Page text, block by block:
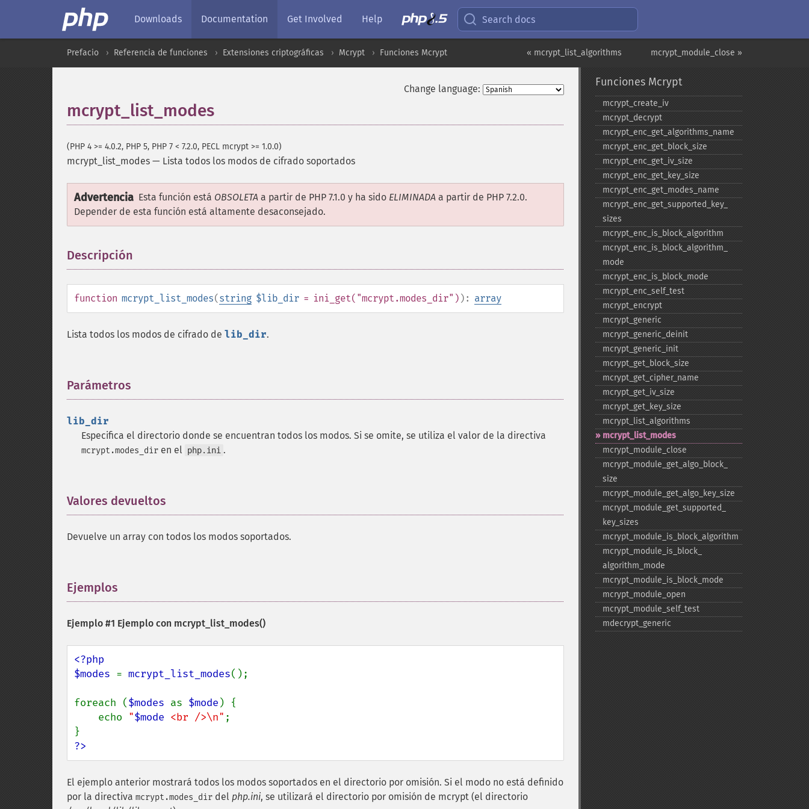
Downloads Documentation Get Involved Help Search docs
mcrypt_module_close »
« mcrypt_list_algorithms
Prefacio Referencia de funciones Extensiones criptográficas Mcrypt Funciones Mcrypt
Change language:
mcrypt_list_modes
(PHP 4 >= 4.0.2, PHP 5, PHP 7 < 7.2.0, PECL mcrypt >= 1.0.0)
mcrypt_list_modes — Lista todos los modos de cifrado soportados
Advertencia Esta función está OBSOLETA a partir de PHP 7.1.0 y ha sido ELIMINADA a partir de PHP 7.2.0.
Depender de esta función está altamente desaconsejado.
Descripción
function mcrypt_list_modes(string $lib_dir = ini_get("mcrypt.modes_dir") ): array
Lista todos los modos de cifrado de lib_dir.
Parámetros
lib_dir
Especifica el directorio donde se encuentran todos los modos. Si se omite, se utiliza el valor de la directiva
mcrypt.modes_dir en el php.ini .
Valores devueltos
Devuelve un array con todos los modos soportados.
Ejemplos
Ejemplo #1 Ejemplo con mcrypt_list_modes()
<?php
$modes = mcrypt_list_modes();
foreach ($modes as $mode ) {
    echo
"$mode <br />\n" ;
?>
El ejemplo anterior mostrará todos los modos soportados en el directorio por omisión. Si el modo no está definido
por la directiva mcrypt.modes_dir del php.ini, se utilizará el directorio por omisión de mcrypt (el directorio
Funciones Mcrypt
mcrypt_​create_​iv
mcrypt_​decrypt
mcrypt_​enc_​get_​algorithms_​name
mcrypt_​enc_​get_​block_​size
mcrypt_​enc_​get_​iv_​size
mcrypt_​enc_​get_​key_​size
mcrypt_​enc_​get_​modes_​name
mcrypt_​enc_​get_​supported_​key_​
sizes
mcrypt_​enc_​is_​block_​algorithm
mcrypt_​enc_​is_​block_​algorithm_​
mode
mcrypt_​enc_​is_​block_​mode
mcrypt_​enc_​self_​test
mcrypt_​encrypt
mcrypt_​generic
mcrypt_​generic_​deinit
mcrypt_​generic_​init
mcrypt_​get_​block_​size
mcrypt_​get_​cipher_​name
mcrypt_​get_​iv_​size
mcrypt_​get_​key_​size
mcrypt_​list_​algorithms
mcrypt_​list_​modes
mcrypt_​module_​close
mcrypt_​module_​get_​algo_​block_​
size
mcrypt_​module_​get_​algo_​key_​size
mcrypt_​module_​get_​supported_​
key_​sizes
mcrypt_​module_​is_​block_​algorithm
mcrypt_​module_​is_​block_​
algorithm_​mode
mcrypt_​module_​is_​block_​mode
mcrypt_​module_​open
mcrypt_​module_​self_​test
mdecrypt_​generic